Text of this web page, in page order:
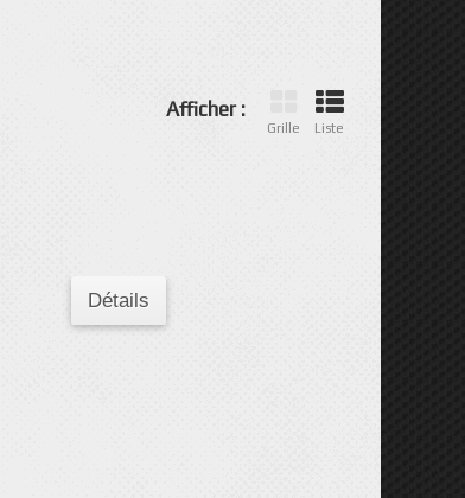
Afficher :
Grille Liste
Détails